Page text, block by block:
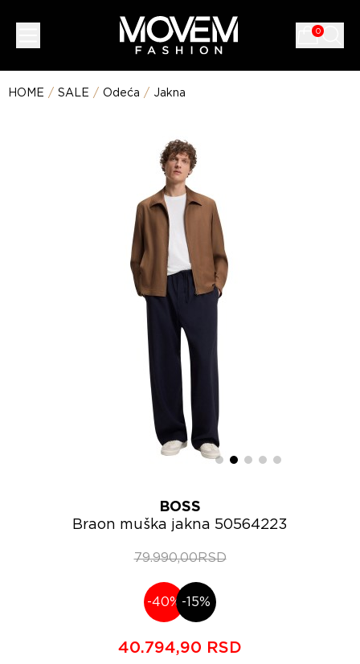
0
HOME / SALE / Odeća / Jakna
BOSS
Braon muška jakna 50564223
79.990,00RSD
-40% -15%
40.794,90 RSD